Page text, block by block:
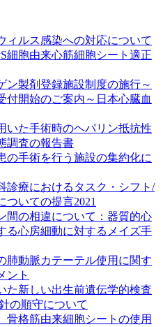
ィルス感染への対応について
細胞由来心筋細胞シート適正
ン製剤登録施設制度の施行～
付開始のご案内～日本心臓血
いた手術時のヘパリン抵抗性
調査の報告書
の手術を行う施設の集約化に
診療におけるタスク・シフト/
ついての提言2021
間の相違について：器質的心
る心房細動に対するメイズ手
肺動脈カテーテル使用に関す
ント
た新しい出生前遺伝学的検査
の順守について
骨格筋由来細胞シートの使用